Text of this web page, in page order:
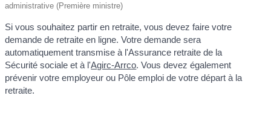
administrative (Première ministre)
Si vous souhaitez partir en retraite, vous devez faire votre
demande de retraite en ligne. Votre demande sera
automatiquement transmise à l'Assurance retraite de la
Sécurité sociale et à l'Agirc-Arrco. Vous devez également
prévenir votre employeur ou Pôle emploi de votre départ à la
retraite.